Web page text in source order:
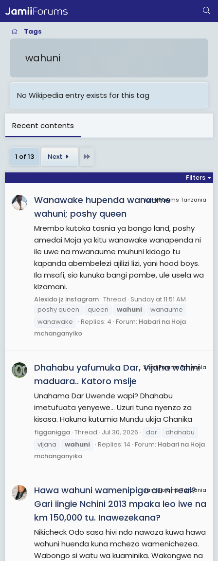
Tags
wahuni
No Wikipedia entry exists for this tag
Recent contents
1 of 13 Next
Filters
JamiiForums Tanzania
Wanawake hupenda wanaume
wahuni; poshy queen
Mrembo kutoka tasnia ya bongo land, poshy
amedai Moja ya kitu wanawake wanapenda ni
ile uwe na mwanaume muhuni kidogo tu
kapanda abembelezi ajilizi lizi, yani hood boys.
Ila msafi, sio kunuka bangi pombe, ule usela wa
kizamani.
Alexido jz instagram Thread Sunday at 11:51 AM
poshy queen
queen wahuni
wanaume
wanawake
Replies: 4 Forum: Habari na Hoja
mchanganyiko
JamiiForums Tanzania
Dhahabu yafumuka Dar, Vijana wahini
maduara.. Katoro msije
Unahama Dar Uwende wapi? Dhahabu
imetufuata yenyewe... Uzuri tuna nyenzo za
kisasa. Hakuna kutumia Mundu ukija Chanika
figganigga Thread Jul 30, 2026 dar
dhahabu
vijana
wahuni Replies: 14 Forum: Habari na Hoja
mchanganyiko
JamiiForums Tanzania
Hawa wahuni wamenipiga au ni real?
Gari iingie Nchini 2013 mpaka leo iwe na
km 150,000 tu. Inawezekana?
Nikicheck Odo sasa hivi ndo nawaza kuwa hawa
wahuni huenda kuna mchezo wamenichezea.
Wabongo si watu wa kuaminika. Wakongwe na